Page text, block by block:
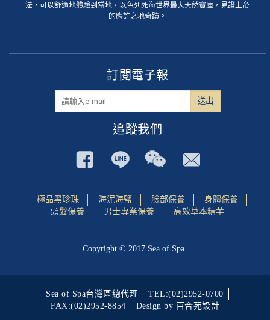
法，可以舒適地體驗到當地，以色列死海世界最大天然寶庫，見證上帝
的應許之地奇蹟。
訂閱電子報
追蹤我們
極品黑珍珠 海泥海鹽 臉部保養
身體保養
頭髮保養
男士專業保養 高效草本精華
Copyright © 2017 Sea of Spa
Sea of Spa台灣區總代理
TEL:(02)2952-0700
FAX:(02)2952-8854
Design by 百合苑設計